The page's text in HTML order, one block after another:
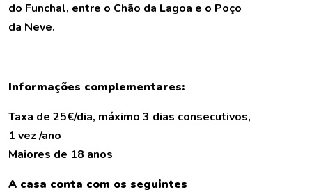
do Funchal, entre o Chão da Lagoa e o Poço
da Neve.
Informações complementares:
Taxa de 25€/dia, máximo 3 dias consecutivos,
1 vez /ano
Maiores de 18 anos
A casa conta com os seguintes